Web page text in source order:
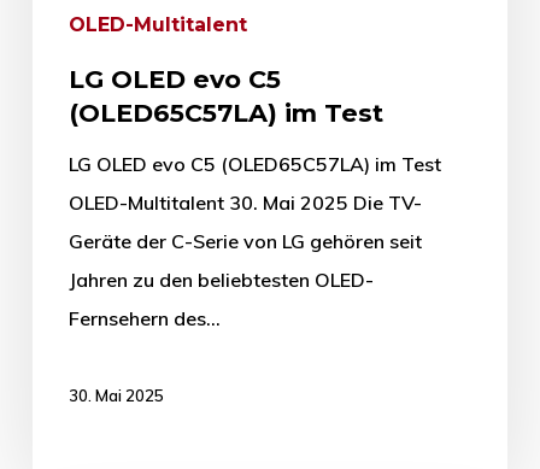
OLED-Multitalent
LG OLED evo C5
(OLED65C57LA) im Test
LG OLED evo C5 (OLED65C57LA) im Test
OLED-Multitalent 30. Mai 2025 Die TV-
Geräte der C-Serie von LG gehören seit
Jahren zu den beliebtesten OLED-
Fernsehern des…
30. Mai 2025